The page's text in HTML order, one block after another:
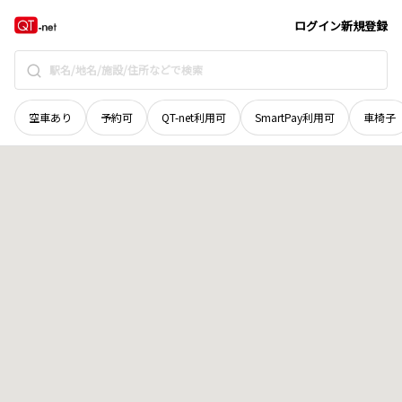
ログイン新規登録
空車あり 予約可 QT-net利用可 SmartPay利用可 車椅子
北海道